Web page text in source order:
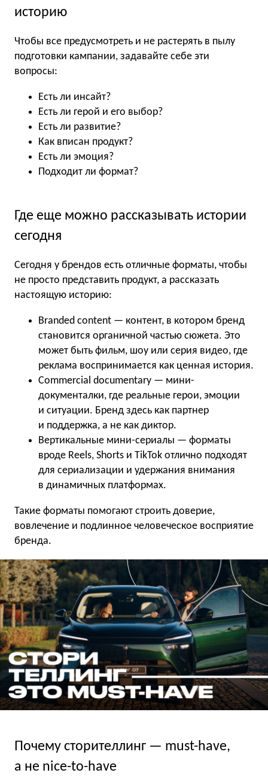
историю
Чтобы все предусмотреть и не растерять в пылу
подготовки кампании, задавайте себе эти
вопросы:
Есть ли инсайт?
Есть ли герой и его выбор?
Есть ли развитие?
Как вписан продукт?
Есть ли эмоция?
Подходит ли формат?
Где еще можно рассказывать истории
сегодня
Сегодня у брендов есть отличные форматы, чтобы
не просто представить продукт, а рассказать
настоящую историю:
Branded content — контент, в котором бренд
становится органичной частью сюжета. Это
может быть фильм, шоу или серия видео, где
реклама воспринимается как ценная история.
Commercial documentary — мини-
документалки, где реальные герои, эмоции
и ситуации. Бренд здесь как партнер
и поддержка, а не как диктор.
Вертикальные мини-сериалы — форматы
вроде Reels, Shorts и TikTok отлично подходят
для сериализации и удержания внимания
в динамичных платформах.
Такие форматы помогают строить доверие,
вовлечение и подлинное человеческое восприятие
бренда.
Почему сторителлинг — must-have,
а не nice-to-have